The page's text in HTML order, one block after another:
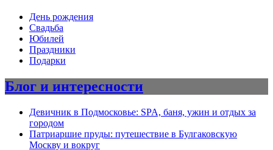
День рождения
Свадьба
Юбилей
Праздники
Подарки
Блог и интересности
Девичник в Подмосковье: SPA, баня, ужин и отдых за
городом
Патриаршие пруды: путешествие в Булгаковскую
Москву и вокруг